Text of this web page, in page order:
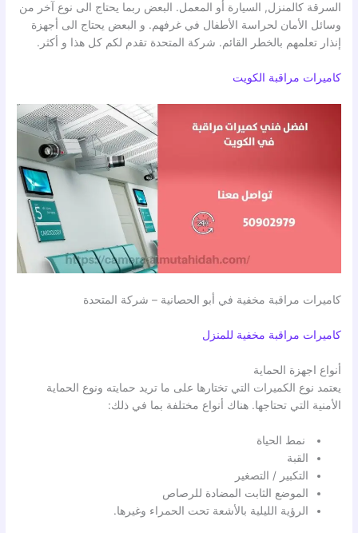
السرقة كالمنزل, السيارة أو المعمل. البعض ربما يحتاج الى نوع آخر من
وسائل الأمان لحراسة الأطفال في غرفهم. و البعض يحتاج الى أجهزة
إنذار تعلمهم بالخطر القائم. شركة المتحدة تقدم لكم كل هذا و أكثر.
كاميرات مراقبة الكويت
كاميرات مراقبة مخفية في أبو الحصانية – شركة المتحدة
كاميرات مراقبة مخفية للمنزل
أنواع اجهزة الحماية
يعتمد نوع الكميرات التي تختارها على ما تريد حمايته ونوع الحماية
الأمنية التي تحتاجها. هناك أنواع مختلفة بما في ذلك:
نمط الحياة
القبة
التكبير / التصغير
الموضع الثابت المضادة للرصاص
الرؤية الليلية بالأشعة تحت الحمراء وغيرها.